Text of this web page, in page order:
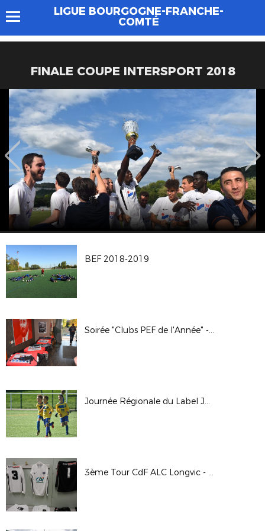
LIGUE BOURGOGNE-FRANCHE-
COMTÉ
FINALE COUPE INTERSPORT 2018
BEF 2018-2019
Soirée "Clubs PEF de l'Année" - 5 Octobre 2018
Journée Régionale du Label Jeunes FFF 2018
3ème Tour CdF ALC Longvic - A.S Saint-Pierraise